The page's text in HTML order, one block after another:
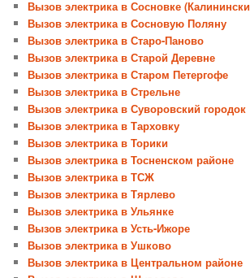
Вызов электрика в Сосновке
Вызов электрика в Сосновую Поляну
Вызов электрика в Старо-Паново
Вызов электрика в Старой Деревне
Вызов электрика в Старом Петергофе
Вызов электрика в Стрельне
Вызов электрика в Суворовский городок
Вызов электрика в Тарховку
Вызов электрика в Торики
Вызов электрика в Тосненском районе
Вызов электрика в ТСЖ
Вызов электрика в Тярлево
Вызов электрика в Ульянке
Вызов электрика в Усть-Ижоре
Вызов электрика в Ушково
Вызов электрика в Центральном районе